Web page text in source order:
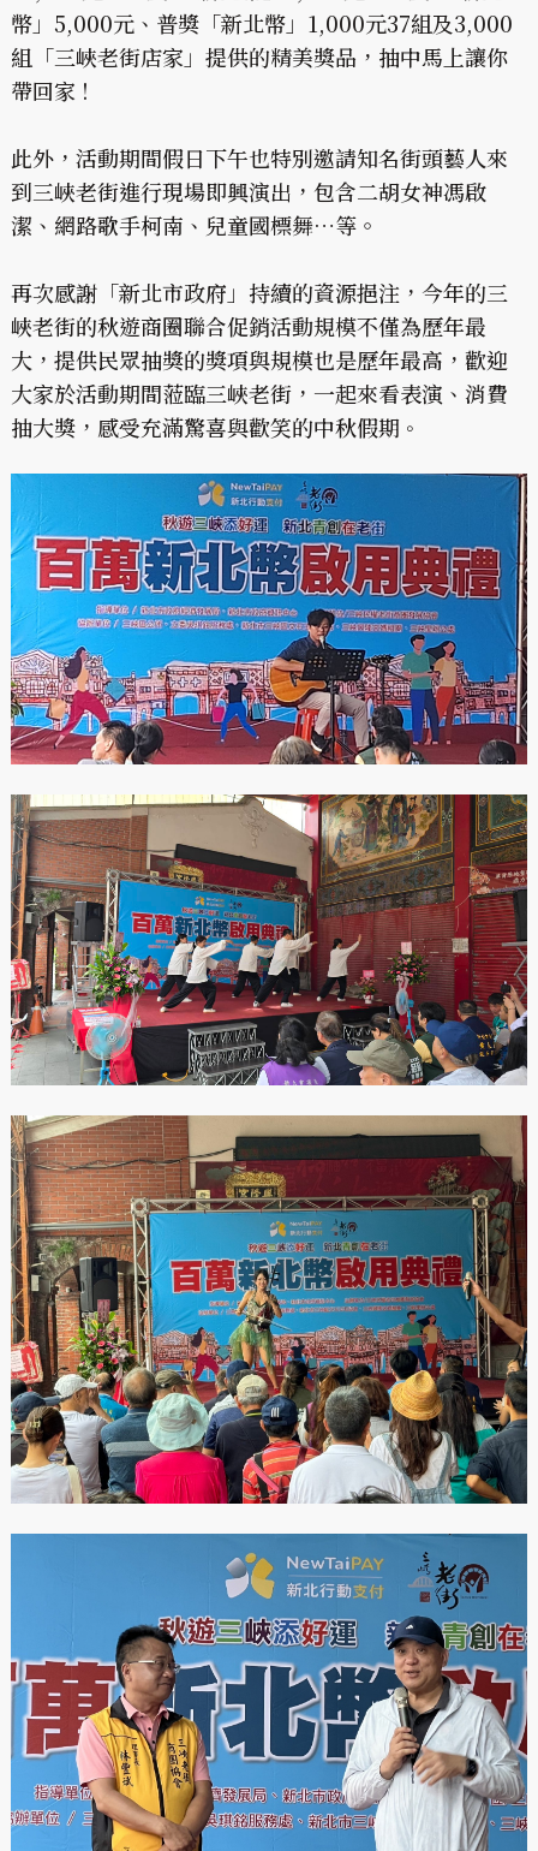
幣」5,000元、普獎「新北幣」1,000元37組及3,000
組「三峽老街店家」提供的精美獎品，抽中馬上讓你
帶回家 !
此外，活動期間假日下午也特別邀請知名街頭藝人來
到三峽老街進行現場即興演出，包含二胡女神馮啟
潔、網路歌手柯南、兒童國標舞…等。
再次感謝「新北市政府」持續的資源挹注，今年的三
峽老街的秋遊商圈聯合促銷活動規模不僅為歷年最
大，提供民眾抽獎的獎項與規模也是歷年最高，歡迎
大家於活動期間蒞臨三峽老街，一起來看表演、消費
抽大獎，感受充滿驚喜與歡笑的中秋假期 。